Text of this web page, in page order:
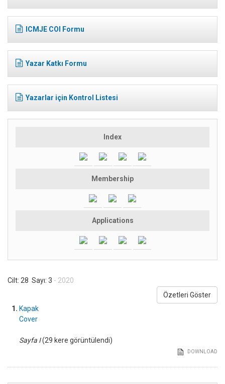
ICMJE COI Formu
Yazar Katkı Formu
Yazarlar için Kontrol Listesi
Index
Membership
Applications
Cilt: 28 Sayı: 3 - 2020
Özetleri Göster
1. Kapak
Cover
Sayfa I(29 kere görüntülendi)
DOWNLOAD